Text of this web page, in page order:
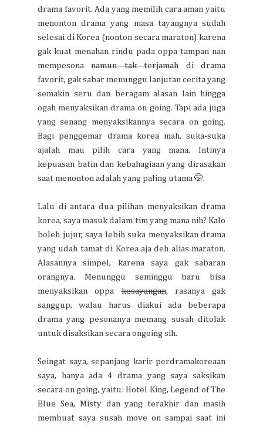
drama favorit. Ada yang memilih cara aman yaitu
menonton drama yang masa tayangnya sudah
selesai di Korea (nonton secara maraton) karena
gak kuat menahan rindu pada oppa tampan nan
mempesonanamun tak terjamahdi drama
favorit, gak sabar menunggu lanjutan cerita yang
semakin seru dan beragam alasan lain hingga
ogah menyaksikan drama on going. Tapi ada juga
yang senang menyaksikannya secara on going.
Bagi penggemar drama korea mah, suka-suka
ajalah mau pilih cara yang mana. Intinya
kepuasan batin dan kebahagiaan yang dirasakan
saat menonton adalah yang paling utama 🤭.
Lalu di antara dua pilihan menyaksikan drama
korea, saya masuk dalam tim yang mana nih? Kalo
boleh jujur, saya lebih suka menyaksikan drama
yang udah tamat di Korea aja deh alias maraton.
Alasannya simpel, karena saya gak sabaran
orangnya. Menunggu seminggu baru bisa
menyaksikan oppakesayangan, rasanya gak
sanggup, walau harus diakui ada beberapa
drama yang pesonanya memang susah ditolak
untuk disaksikan secara ongoing sih.
Seingat saya, sepanjang karir perdramakoreaan
saya, hanya ada 4 drama yang saya saksikan
secara on going, yaitu: Hotel King, Legend of The
Blue Sea, Misty dan yang terakhir dan masih
membuat saya susah move on sampai saat ini